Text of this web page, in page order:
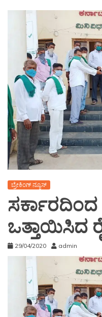
ಬ್ರೇಕಿಂಗ್ ನ್ಯೂಸ್
ಸರ್ಕಾರದಿಂದ
ಒತ್ತಾಯಿಸಿದ
29/04/2020 admin